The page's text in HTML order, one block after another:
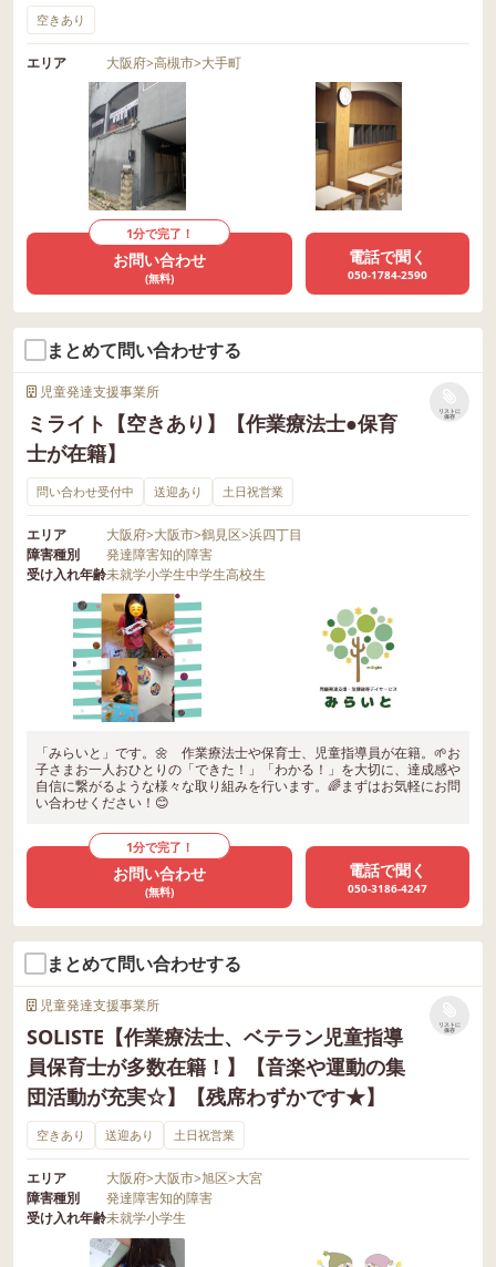
空きあり
エリア 大阪府>高槻市>大手町
1分で完了！
お問い合わせ
(無料)
電話で聞く
050-1784-2590
まとめて問い合わせする
児童発達支援事業所
ミライト【空きあり】【作業療法士●保育
士が在籍】
リストに
保存
問い合わせ受付中 送迎あり 土日祝営業
エリア 大阪府>大阪市>鶴見区>浜四丁目
障害種別
発達障害知的障害
受け入れ年齢未就学小学生中学生高校生
「みらいと」です。🌼 作業療法士や保育士、児童指導員が在籍。🌱お
子さまお一人おひとりの「できた！」「わかる！」を大切に、達成感や
自信に繋がるような様々な取り組みを行います。🌈まずはお気軽にお問
い合わせください！😊
1分で完了！
お問い合わせ
(無料)
電話で聞く
050-3186-4247
まとめて問い合わせする
児童発達支援事業所
SOLISTE【作業療法士、ベテラン児童指導
員保育士が多数在籍！】【音楽や運動の集
団活動が充実☆】【残席わずかです★】
リストに
保存
空きあり 送迎あり 土日祝営業
エリア 大阪府>大阪市>旭区>大宮
障害種別
発達障害知的障害
受け入れ年齢未就学小学生